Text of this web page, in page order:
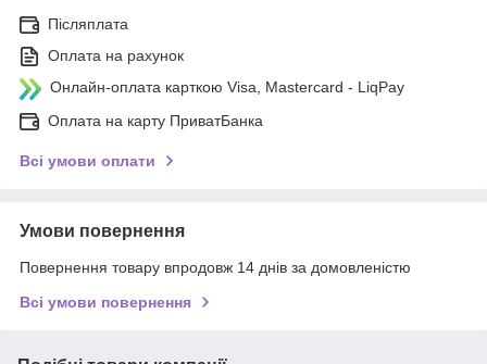
Післяплата
Оплата на рахунок
Онлайн-оплата карткою Visa, Mastercard - LiqPay
Оплата на карту ПриватБанка
Всі умови оплати
Умови повернення
Повернення товару впродовж 14 днів за домовленістю
Всі умови повернення